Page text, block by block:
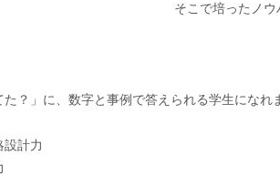
そこで培ったノ
？」に、数字と事例で答えられる学生になれ
設計力